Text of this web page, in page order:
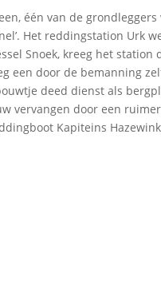
één van de grondleggers
Het reddingstation Urk
Snoek, kreeg het station
een door de bemanning
deed dienst als
vervangen door een
Kapiteins